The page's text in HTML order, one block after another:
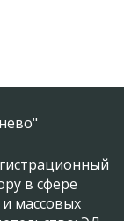
в сфере
массовых